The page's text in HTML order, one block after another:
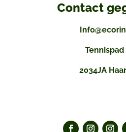
Contact
Tennispad
2034JA